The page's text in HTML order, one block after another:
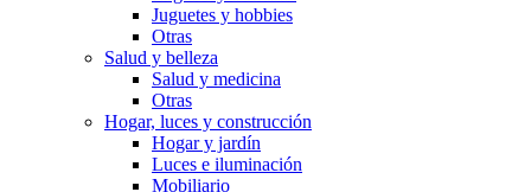
Juguetes y hobbies
Otras
Salud y belleza
Salud y medicina
Otras
Hogar, luces y construcción
Hogar y jardín
Luces e iluminación
Mobiliario